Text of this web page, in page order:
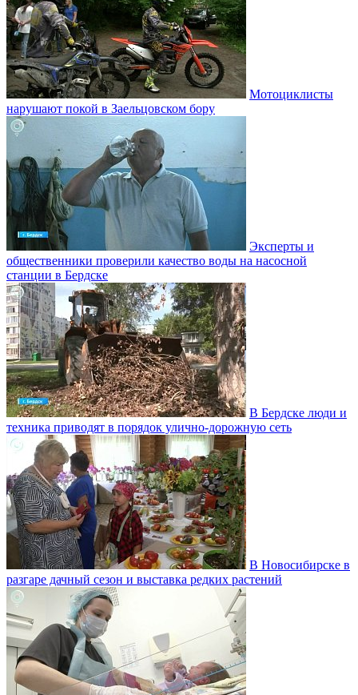
Мотоциклисты
нарушают покой в Заельцовском бору
Эксперты и
общественники проверили качество воды на насосной
станции в Бердске
В Бердске люди и
техника приводят в порядок улично‑дорожную сеть
В Новосибирске в
разгаре дачный сезон и выставка редких растений